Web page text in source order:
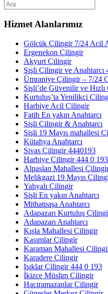
Hizmet Alanlarımız
Gölcük Çilingir 7/24 Acil
Ergenekon Çilingir
Akyurt Çilingir
Şişli Çilingir ve Anahtarcı
Ümraniye Çilingir – 7/24
Şişli’de Güvenilir ve
Kurtuluş’ta Yenilikçi
Harbiye Acil Çilingir
Fatih En yakın Anahtarcı
Şişli Çilingir & Anahtarcı
Şişli 19 Mayıs mahallesi
Kütahya Anahtarcı
Sivas Çilingir 4440193
Harbiye Çilingir 444 0 193
Alpaslan Mahallesi
Melikgazi 19 Mayıs
Yahyalı Çilingir
Şişli En yakın Anahtarcı
Mithatpaşa Anahtarcı
Adapazarı Kurtuluş
Adapazarı Anahtarcı
Kışla Mahallesi Çilingir
Kasımlar Çilingir
Karaman Mahallesi
Karadere Çilingir
Işıklar Çilingir 444 0 193
İkizce Müslim Çilingir
Hacıramazanlar Çilingir